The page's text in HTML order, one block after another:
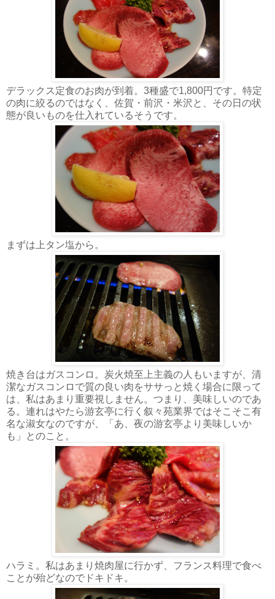
デラックス定食のお肉が到着。3種盛で1,800円です。特定
の肉に絞るのではなく、佐賀・前沢・米沢と、その日の状
態が良いものを仕入れているそうです。
まずは上タン塩から。
焼き台はガスコンロ。炭火焼至上主義の人もいますが、清
潔なガスコンロで質の良い肉をササっと焼く場合に限って
は、私はあまり重要視しません。つまり、美味しいのであ
る。連れはやたら游玄亭に行く叙々苑業界ではそこそこ有
名な淑女なのですが、「あ、夜の游玄亭より美味しいか
も」とのこと。
ハラミ。私はあまり焼肉屋に行かず、フランス料理で食べ
ことが殆どなのでドキドキ。